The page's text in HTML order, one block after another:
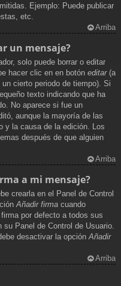
Ejemplo: Puede publicar
etc.
Arriba
un mensaje?
solo puede borrar o editar
hacer clic en en botón editar(a
cierto periodo de tiempo). Si
texto indicando que ha
No aparece si fue un
aunque la mayoría de las
y la causa de la edición. Los
después de que alguien
Arriba
a mi mensaje?
crearla en el Panel de Control
Añadir firma cuando
por defecto a todos sus
Panel de Control de Usuario.
desactivar la opción Añadir
Arriba